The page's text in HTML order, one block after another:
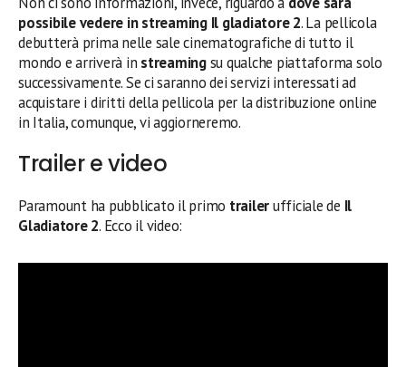
possibile vedere in streaming Il gladiatore 2. La pellicola
debutterà prima nelle sale cinematografiche di tutto il
mondo e arriverà in streamingsu qualche piattaforma solo
successivamente. Se ci saranno dei servizi interessati ad
acquistare i diritti della pellicola per la distribuzione online
in Italia, comunque, vi aggiorneremo.
Trailer e video
Paramount ha pubblicato il primo trailerufficiale de Il
Gladiatore 2. Ecco il video: